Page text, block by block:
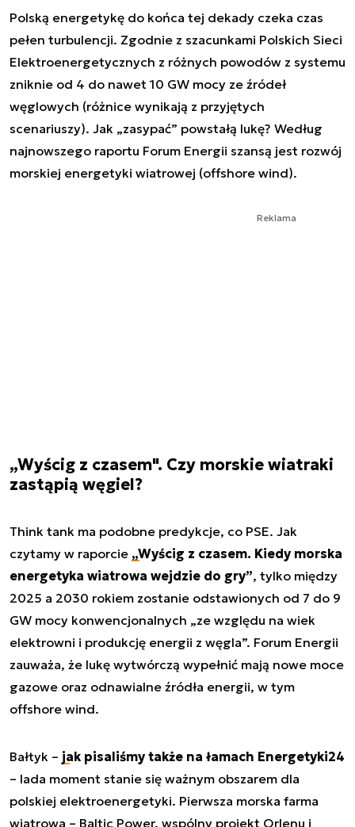
Polską energetykę do końca tej dekady czeka czas
pełen turbulencji. Zgodnie z szacunkami Polskich Sieci
Elektroenergetycznych z różnych powodów z systemu
zniknie od 4 do nawet 10 GW mocy ze źródeł
węglowych (różnice wynikają z przyjętych
scenariuszy). Jak „zasypać” powstałą lukę? Według
najnowszego raportu Forum Energii szansą jest rozwój
morskiej energetyki wiatrowej (offshore wind).
Reklama
„Wyścig z czasem". Czy morskie wiatraki
zastąpią węgiel?
Think tank ma podobne predykcje, co PSE. Jak
czytamy w raporcie „Wyścig z czasem. Kiedy morska
energetyka wiatrowa wejdzie do gry”, tylko między
2025 a 2030 rokiem zostanie odstawionych od 7 do 9
GW mocy konwencjonalnych „ze względu na wiek
elektrowni i produkcję energii z węgla”. Forum Energii
zauważa, że lukę wytwórczą wypełnić mają nowe moce
gazowe oraz odnawialne źródła energii, w tym
offshore wind.
Bałtyk – jak pisaliśmy także na łamach Energetyki24
– lada moment stanie się ważnym obszarem dla
polskiej elektroenergetyki. Pierwsza morska farma
wiatrowa – Baltic Power, wspólny projekt Orlenu i